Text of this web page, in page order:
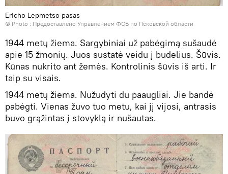
Ericho Lepmetso pasas
© Photo : Предоставлено Управлением ФСБ по Псковской области
1944 metų žiema. Sargybiniai už pabėgimą sušaudė
apie 15 žmonių. Juos sustatė veidu į budelius. Šūvis.
Kūnas nukrito ant žemės. Kontrolinis šūvis iš arti. Ir
taip su visais.
1944 metų žiema. Nužudyti du paaugliai. Jie bandė
pabėgti. Vienas žuvo tuo metu, kai jį vijosi, antrasis
buvo grąžintas į stovyklą ir nušautas.